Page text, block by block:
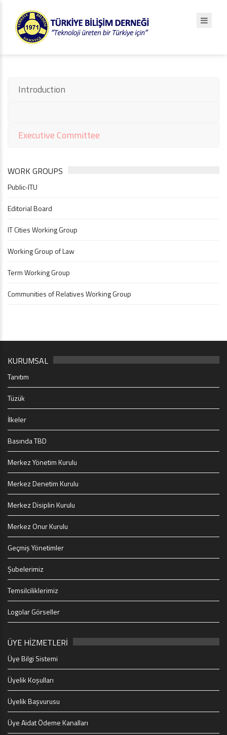
Introduction
Executive Committee
WORK GROUPS
Public-ITU
Editorial Board
IT Cities Working Group
Working Group of Law
Term Working Group
Communities of Relatives Working Group
KURUMSAL
Tanıtım
Tüzük
İlkeler
Basında TBD
Merkez Yönetim Kurulu
Merkez Denetim Kurulu
Merkez Disiplin Kurulu
Merkez Onur Kurulu
Geçmiş Yönetimler
Şubelerimiz
Temsilciliklerimiz
Logolar Görseller
ÜYE HİZMETLERİ
Üye Bilgi Sistemi
Üyelik Koşulları
Üyelik Başvurusu
Üye Aidat Ödeme Kanalları